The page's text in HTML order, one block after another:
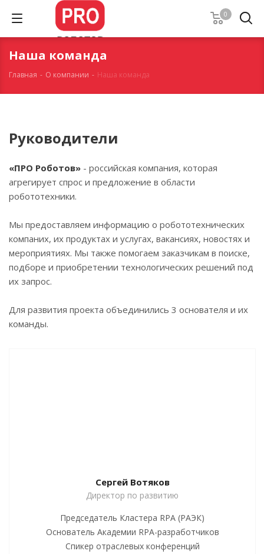
0
Наша команда
Главная - О компании - Наша команда
Руководители
«ПРО Роботов» - российская компания, которая
агрегирует спрос и предложение в области
робототехники.
Мы предоставляем информацию о робототехнических
компаних, их продуктах и услугах, вакансиях, новостях и
мероприятиях. Мы также помогаем заказчикам в поиске,
подборе и приобретении технологических решений под
их запрос.
Для развития проекта объединились 3 основателя и их
команды.
Сергей Вотяков
Директор по развитию
Председатель Кластера RPA (РАЭК)
Основатель Академии RPA-разработчиков
Спикер отраслевых конференций